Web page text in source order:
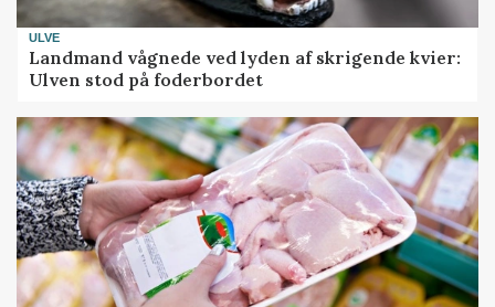
ULVE
Landmand vågnede ved lyden af skrigende kvier:
Ulven stod på foderbordet